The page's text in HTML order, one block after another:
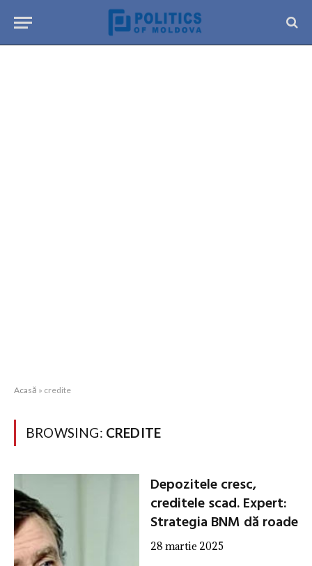
Acasă » credite
BROWSING: CREDITE
Depozitele cresc,
creditele scad. Expert:
Strategia BNM dă roade
28 martie 2025